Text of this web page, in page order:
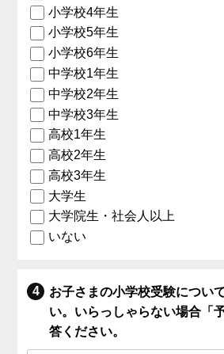
小学校4年生
小学校5年生
小学校6年生
中学校1年生
中学校2年生
中学校3年生
高校1年生
高校2年生
高校3年生
大学生
大学院生・社会人以上
いない
お子さまの小学校受験につい
い。いらっしゃらない場合「
答ください。